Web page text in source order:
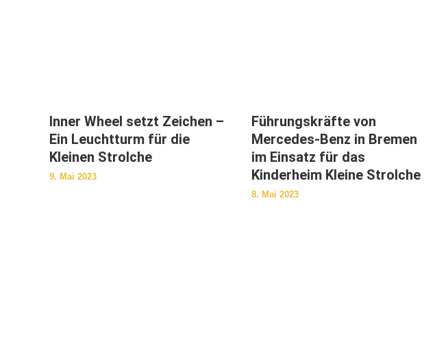
Inner Wheel setzt Zeichen –
Ein Leuchtturm für die
Kleinen Strolche
9. Mai 2023
Führungskräfte von
Mercedes-Benz in Bremen
im Einsatz für das
Kinderheim Kleine Strolche
8. Mai 2023